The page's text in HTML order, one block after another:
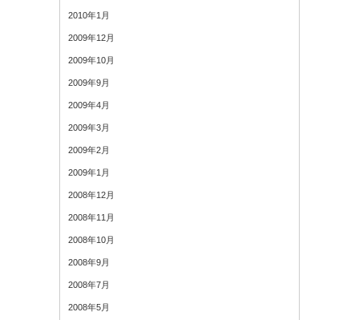
2010年1月
2009年12月
2009年10月
2009年9月
2009年4月
2009年3月
2009年2月
2009年1月
2008年12月
2008年11月
2008年10月
2008年9月
2008年7月
2008年5月